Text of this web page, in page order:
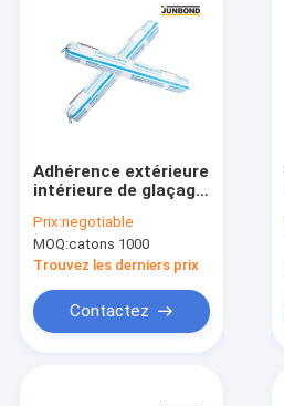
Adhérence extérieure
intérieure de glaçage
590Ml de mastic de
silicone de JB 9700
Prix:negotiable
MOQ:catons 1000
Trouvez les derniers prix
Contactez